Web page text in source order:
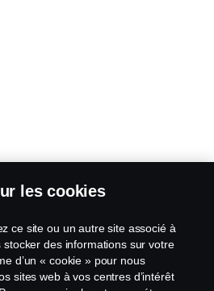
les cookies
ce site ou un autre site associé à
des informations sur votre
d’un « cookie » pour nous
sites web à vos centres d’intérêt